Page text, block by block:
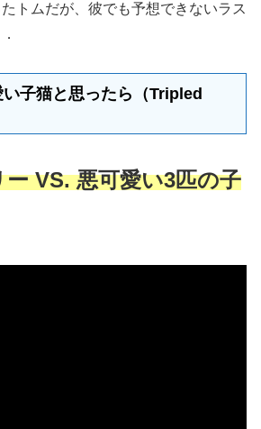
トムだが、彼でも予想できないラス
子猫と思ったら（Tripled
VS. 悪可愛い3匹の子